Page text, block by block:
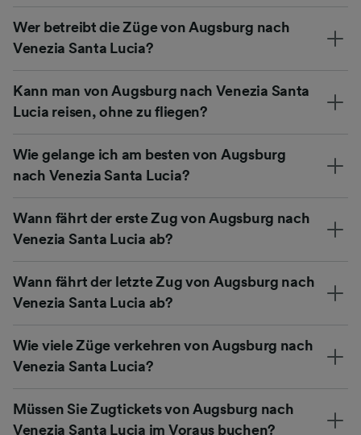
Wer betreibt die Züge von Augsburg nach
Venezia Santa Lucia?
Kann man von Augsburg nach Venezia Santa
Lucia reisen, ohne zu fliegen?
Wie gelange ich am besten von Augsburg
nach Venezia Santa Lucia?
Wann fährt der erste Zug von Augsburg nach
Venezia Santa Lucia ab?
Wann fährt der letzte Zug von Augsburg nach
Venezia Santa Lucia ab?
Wie viele Züge verkehren von Augsburg nach
Venezia Santa Lucia?
Müssen Sie Zugtickets von Augsburg nach
Venezia Santa Lucia im Voraus buchen?